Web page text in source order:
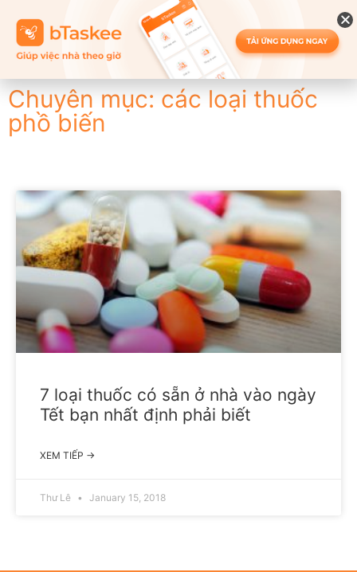
Chuyên mục: các loại thuốc
phồ biến
7 loại thuốc có sẵn ở nhà vào ngày
Tết bạn nhất định phải biết
XEM TIẾP →
Thư Lê January 15, 2018